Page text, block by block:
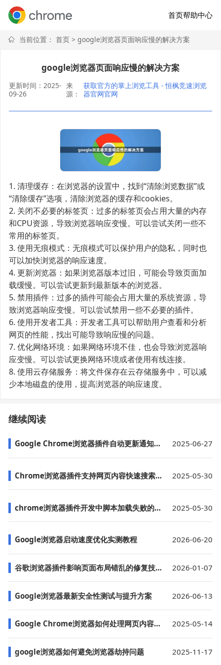
首页帮助中心
当前位置： 首页> google浏览器页面响应慢的解决方案
google浏览器页面响应慢的解决方案
更新时间：2025-
09-26
来
源：
获取官方的掌上浏览工具 - 恒枫竞速浏览
器官网官网
1. 清理缓存：在浏览器的设置中，找到“清除浏览数据”或
“清除缓存”选项，清除浏览器的缓存和cookies。
2. 关闭不必要的标签页：过多的标签页会占用大量的内存
和CPU资源，导致浏览器响应变慢。可以尝试关闭一些不
常用的标签页。
3. 使用无痕模式：无痕模式可以保护用户的隐私，同时也
可以加快浏览器的响应速度。
4. 更新浏览器：如果浏览器版本过旧，可能会导致页面加
载缓慢。可以尝试更新到最新版本的浏览器。
5. 禁用插件：过多的插件可能会占用大量的系统资源，导
致浏览器响应变慢。可以尝试禁用一些不必要的插件。
6. 使用开发者工具：开发者工具可以帮助用户查看和分析
网页的性能，找出可能导致响应慢的问题。
7. 优化网络环境：如果网络环境不佳，也会导致浏览器响
应变慢。可以尝试更换网络环境或者使用有线连接。
8. 使用云存储服务：将文件保存在云存储服务中，可以减
少本地磁盘的使用，提高浏览器的响应速度。
继续阅读
Google Chrome浏览器插件自动更新通知不显示的解决方案 2025-06-27
Chrome浏览器插件支持网页内容快速搜索功能 2025-05-30
chrome浏览器插件开发中脚本加载失败的调试方法 2025-05-30
Google浏览器启动速度优化实测教程 2026-06-20
谷歌浏览器插件影响页面布局错乱的修复技巧 2026-01-07
Google浏览器最新安全性测试与提升方案 2026-06-13
Google Chrome浏览器如何处理网页内容的加载速度 2025-05-14
google浏览器如何避免浏览器劫持问题 2025-11-17